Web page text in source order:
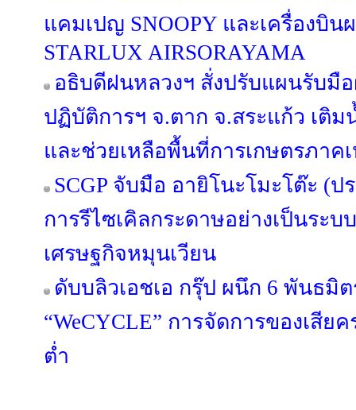
แคมเปญ SNOOPY และเครื่องบิ
STARLUX AIRSORAYAMA
อธิบดีฝนหลวงฯ สั่งปรับแผนรับมื
ปฏิบัติการฯ จ.ตาก จ.สระแก้ว เติ
และช่วยเหลือพื้นที่การเกษตรภา
SCGP จับมือ อายิโนะโมะโต๊ะ (ป
การรีไซเคิลกระดาษอย่างเป็นระ
เศรษฐกิจหมุนเวียน
ดับบลิวเอชเอ กรุ๊ป ผนึก 6 พันธมิ
“WeCYCLE” การจัดการของเสีย
ต่ำ